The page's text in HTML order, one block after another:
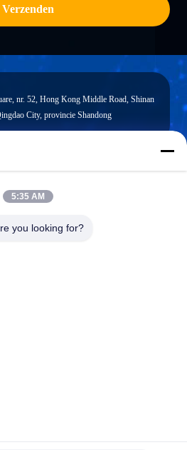
Verzenden
nr. 52, Hong Kong Middle Road, Shinan
City, provincie Shandong
5:35 AM
you looking for?